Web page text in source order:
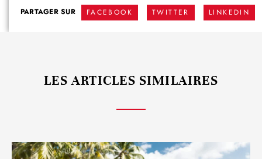
PARTAGER SUR FACEBOOK TWITTER LINKEDIN
LES ARTICLES SIMILAIRES